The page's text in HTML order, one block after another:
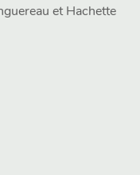
et Hachette